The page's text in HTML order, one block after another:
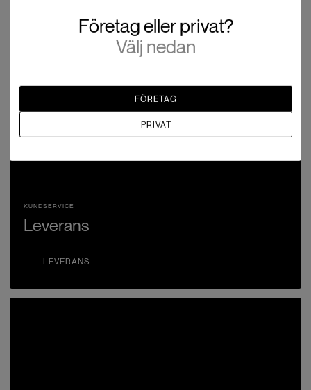
KUNDSERVICE
Leverans
LEVERANS
Företag eller privat?
Välj nedan
FÖRETAG
PRIVAT